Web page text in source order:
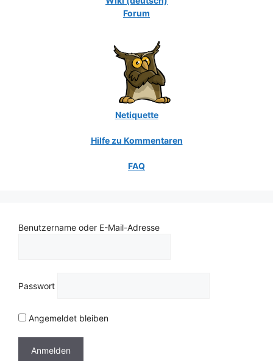
Forum
Netiquette
Hilfe zu Kommentaren
FAQ
Benutzername oder E-Mail-Adresse
Passwort
Angemeldet bleiben